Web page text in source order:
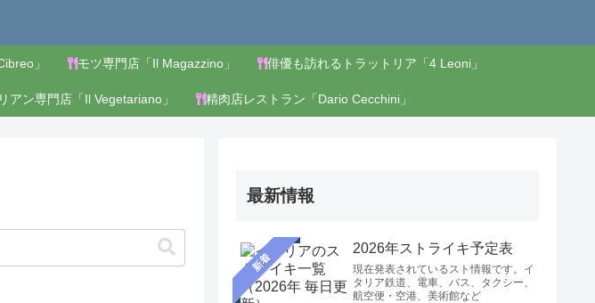
」 モツ専門店「Il Magazzino」 俳優も訪れるトラットリア「4 Leoni」
アン専門店「Il Vegetariano」 精肉店レストラン「Dario Cecchini」
最新情報
新着
2026年ストライキ予定表
現在発表されているスト情報です。イ
タリア鉄道、電車、バス、タクシー、
航空便・空港、美術館など